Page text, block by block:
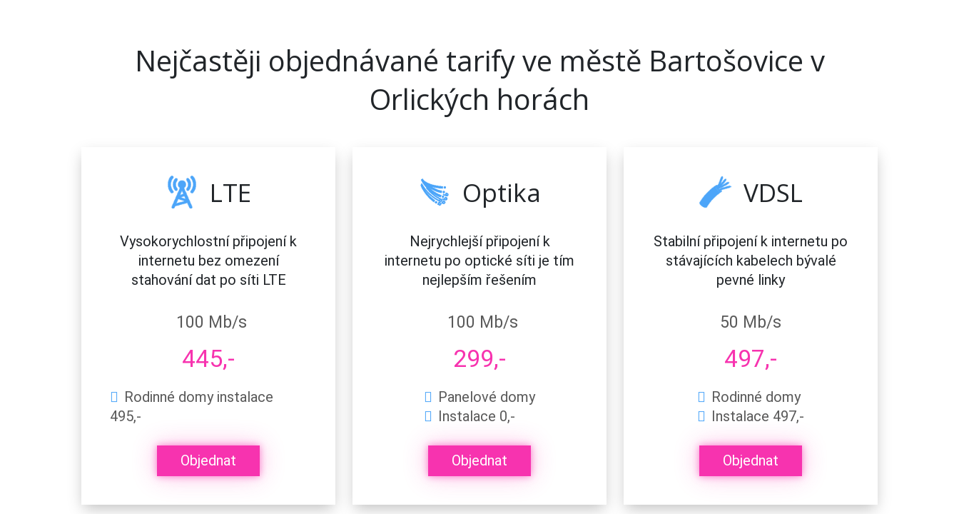
Nejčastěji objednávané tarify ve městě Bartošovice v
Orlických horách
LTE
Vysokorychlostní připojení k
internetu bez omezení
stahování dat po síti LTE
100 Mb/s
445,-
Rodinné domy instalace
495,-
Objednat
Optika
Nejrychlejší připojení k
internetu po optické síti je tím
nejlepším řešením
100 Mb/s
299,-
Panelové domy
Instalace 0,-
Objednat
VDSL
Stabilní připojení k internetu po
stávajících kabelech bývalé
pevné linky
50 Mb/s
497,-
Rodinné domy
Instalace 497,-
Objednat